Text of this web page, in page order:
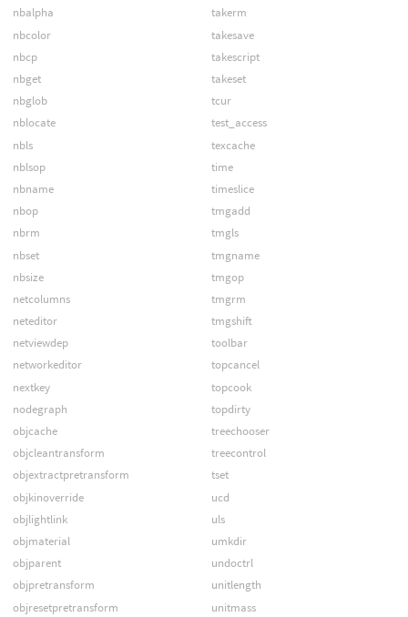
nbalpha
nbcolor
nbcp
nbget
nbglob
nblocate
nbls
nblsop
nbname
nbop
nbrm
nbset
nbsize
netcolumns
neteditor
netviewdep
networkeditor
nextkey
nodegraph
objcache
objcleantransform
objextractpretransform
objkinoverride
objlightlink
objmaterial
objparent
objpretransform
objresetpretransform
takerm
takesave
takescript
takeset
tcur
test_access
texcache
time
timeslice
tmgadd
tmgls
tmgname
tmgop
tmgrm
tmgshift
toolbar
topcancel
topcook
topdirty
treechooser
treecontrol
tset
ucd
uls
umkdir
undoctrl
unitlength
unitmass